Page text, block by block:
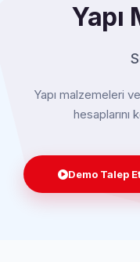
Yapı
Yapı malzemeleri
hesaplarını
Demo Talep